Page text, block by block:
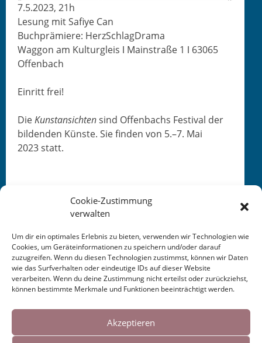
Cookies helfen uns bei der Bereitstellung
unserer Inhalte und Dienste. Durch die
weitere Nutzung der Webseite stimmen Sie
Cookie-Zustimmung
verwalten
Um dir ein optimales Erlebnis zu bieten, verwenden wir Technologien wie
Cookies, um Geräteinformationen zu speichern und/oder darauf
zuzugreifen. Wenn du diesen Technologien zustimmst, können wir Daten
wie das Surfverhalten oder eindeutige IDs auf dieser Website
verarbeiten. Wenn du deine Zustimmung nicht erteilst oder zurückziehst,
können bestimmte Merkmale und Funktionen beeinträchtigt werden.
Akzeptieren
7.5.2023, 21h
Lesung mit Safiye Can
Buch­prämiere: HerzSchlagDrama
Wag­gon am Kul­tur­gleis ǀ Main­straße 1 ǀ 63065
Offenbach
Ein­ritt frei!
DieKun­stan­sicht­ensind Offen­bachs Fes­ti­val der
bilden­den Kün­ste. Sie find­en von 5.–7. Mai
2023 statt.
This entry was posted inKALENDER. Bookmark the
permalink.
Lesung + Ausstellung
Offenbach 2023
Schreibwerkstatt Idstein
2023→